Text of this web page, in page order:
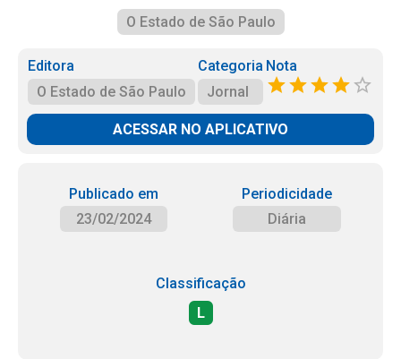
O Estado de São Paulo
Editora
O Estado de São Paulo
Categoria
Jornal
Nota
ACESSAR NO APLICATIVO
Publicado em
23/02/2024
Periodicidade
Diária
Classificação
L